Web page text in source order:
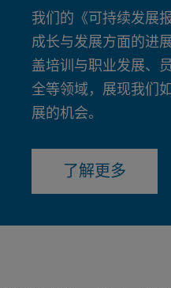
我们的《可持续发展
成长与发展方面的进
盖培训与职业发展、
全等领域，展现我们
展的机会。
了解更多